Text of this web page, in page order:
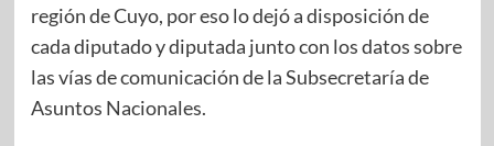
región de Cuyo, por eso lo dejó a disposición de
cada diputado y diputada junto con los datos sobre
las vías de comunicación de la Subsecretaría de
Asuntos Nacionales.